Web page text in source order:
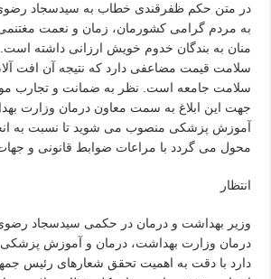
در متن حکم ظفرقندی خطاب به سیدسجاد
به مردم گرامی کشورمان، زمان و نعمت
منان به بندگان خدوم خویش ارزانی داشته
سلامت قیمت مضاعفی دارد که نتیجه آن افت
سلامت جامعه است. نظر به ضمانت و تجارب
جهت این ابلاغ به سمت معاون درمان وزارت
آموزش پزشکی منصوب می شوید تا نسبت به
محول می گردد با مراعات ضوابط قانونی و
انتظار
وزیر بهداشت و درمان در حکمی سیدسجاد
درمان وزارت بهداشت، درمان و آموزش
دارد با دقت به اهمیت تحقق شعارهای رئیس